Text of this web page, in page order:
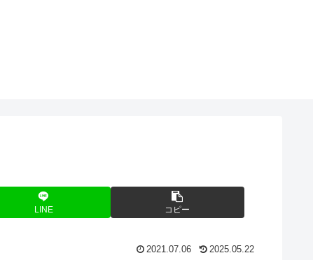
LINE コピー
2021.07.06 2025.05.22